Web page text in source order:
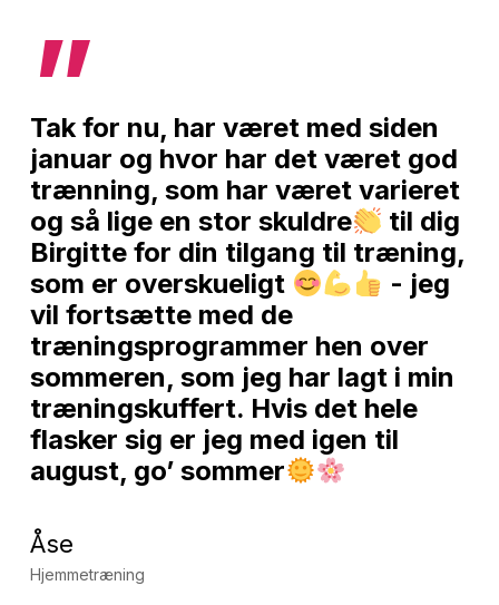
”
Tak for nu, har været med siden
januar og hvor har det været god
trænning, som har været varieret
og så lige en stor skuldre
til dig
Birgitte for din tilgang til træning,
som er overskueligt
- jeg
vil fortsætte med de
træningsprogrammer hen over
sommeren, som jeg har lagt i min
træningskuffert. Hvis det hele
flasker sig er jeg med igen til
august, go’ sommer
Åse
Hjemmetræning